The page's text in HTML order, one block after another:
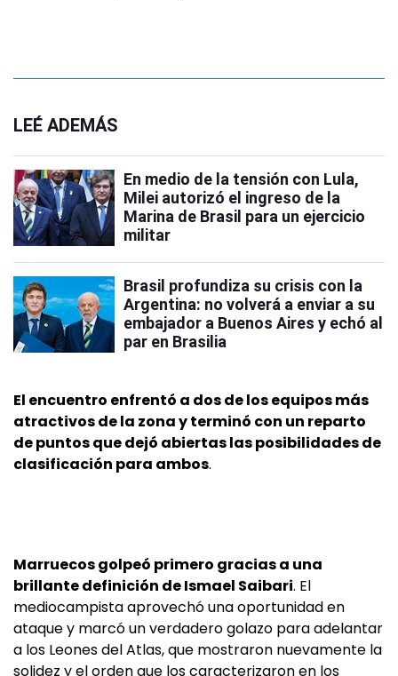
LEÉ ADEMÁS
En medio de la tensión con Lula,
Milei autorizó el ingreso de la
Marina de Brasil para un ejercicio
militar
Brasil profundiza su crisis con la
Argentina: no volverá a enviar a su
embajador a Buenos Aires y echó al
par en Brasilia
El encuentro enfrentó a dos de los equipos más
atractivos de la zona y terminó con un reparto
de puntos que dejó abiertas las posibilidades de
clasificación para ambos.
Marruecos golpeó primero gracias a una
brillante definición de Ismael Saibari. El
mediocampista aprovechó una oportunidad en
ataque y marcó un verdadero golazo para adelantar
a los Leones del Atlas, que mostraron nuevamente la
solidez y el orden que los caracterizaron en los